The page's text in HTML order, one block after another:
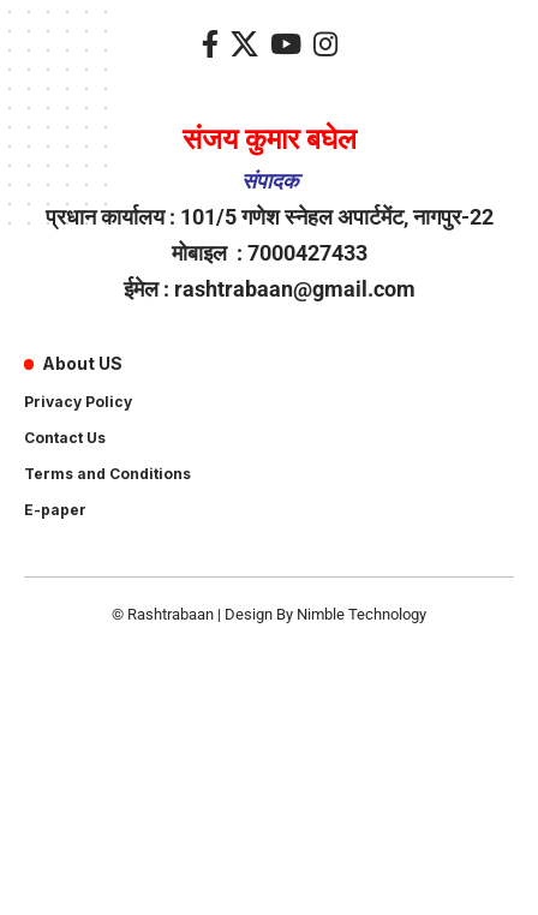
संजय कुमार बघेल
संपादक
प्रधान कार्यालय : 101/5 गणेश स्नेहल अपार्टमेंट, नागपुर-22
मोबाइल : 7000427433
ईमेल : rashtrabaan@gmail.com
About US
Privacy Policy
Contact Us
Terms and Conditions
E-paper
© Rashtrabaan | Design By Nimble Technology